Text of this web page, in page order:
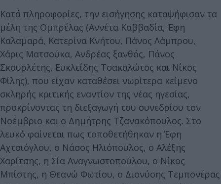
Κατά πληροφορίες, την εισήγησης καταψήφισαν τα
μέλη της Ομπρέλας (Αννέτα Καββαδία, Έφη
Καλαμαρά, Κατερίνα Κνήτου, Πάνος Λάμπρου,
Χάρις Ματσούκα, Ανδρέας ξανθός, Πάνος
Σκουρλέτης, Ευκλείδης Τσακαλώτος και Νίκος
Φίλης), που είχαν καταθέσει νωρίτερα κείμενο
σκληρής κριτικής εναντίον της νέας ηγεσίας,
προκρίνοντας τη διεξαγωγή του συνεδρίου τον
Νοέμβριο και ο Δημήτρης Τζανακόπουλος. Στο
λευκό φαίνεται πως τοποθετήθηκαν η Έφη
Αχτσιόγλου, ο Νάσος Ηλιόπουλος, ο Αλέξης
Χαρίτσης, η Σία Αναγνωστοπούλου, ο Νίκος
Μπίστης, η Θεανώ Φωτίου, ο Διονύσης Τεμπονέρας